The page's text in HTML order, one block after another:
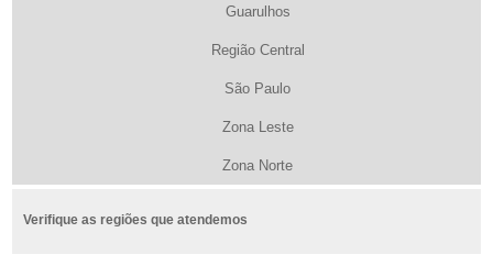
Guarulhos
Região Central
São Paulo
Zona Leste
Zona Norte
Verifique as regiões que atendemos